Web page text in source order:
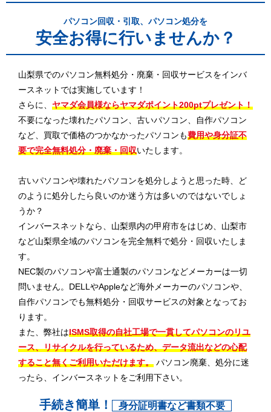
パソコン回収・引取、パソコン処分を
安全お得に行いませんか？
山梨県でのパソコン無料処分・廃棄・回収サービスをインバ
ースネットでは実施しています！
さらに、 ヤマダ会員様ならヤマダポイント200ptプレゼント！
不要になった壊れたパソコン、古いパソコン、自作パソコン
など、買取で価格のつかなかったパソコンも費用や身分証不
要で完全無料処分・廃棄・回収いたします。
古いパソコンや壊れたパソコンを処分しようと思った時、ど
のように処分したら良いのか迷う方は多いのではないでしょ
うか？
インバースネットなら、山梨県内の甲府市をはじめ、山梨市
など山梨県全域のパソコンを完全無料で処分・回収いたしま
す。
NEC製のパソコンや富士通製のパソコンなどメーカーは一切
問いません。DELLやAppleなど海外メーカーのパソコンや、
自作パソコンでも無料処分・回収サービスの対象となってお
ります。
また、弊社はISMS取得の自社工場で一貫してパソコンのリユ
ース、リサイクルを行っているため、データ流出などの心配
すること無くご利用いただけます。 パソコン廃棄、処分に迷
ったら、インバースネットをご利用下さい。
手続き簡単！ 身分証明書など書類不要